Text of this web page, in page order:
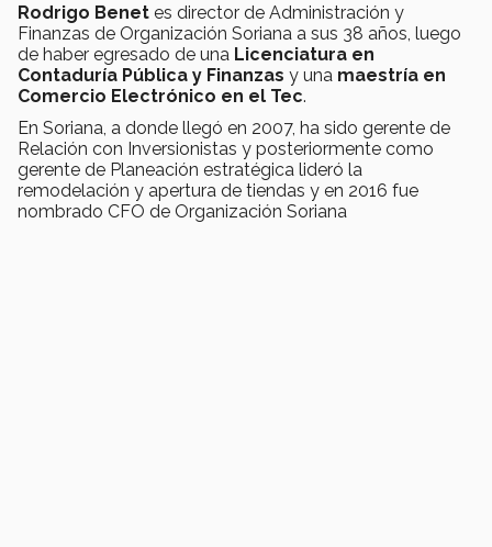
Rodrigo Benet es director de Administración y
Finanzas de Organización Soriana a sus 38 años, luego
de haber egresado de una Licenciatura en
Contaduría Pública y Finanzas y una maestría en
Comercio Electrónico en el Tec.
En Soriana, a donde llegó en 2007, ha sido gerente de
Relación con Inversionistas y posteriormente como
gerente de Planeación estratégica lideró la
remodelación y apertura de tiendas y en 2016 fue
nombrado CFO de Organización Soriana